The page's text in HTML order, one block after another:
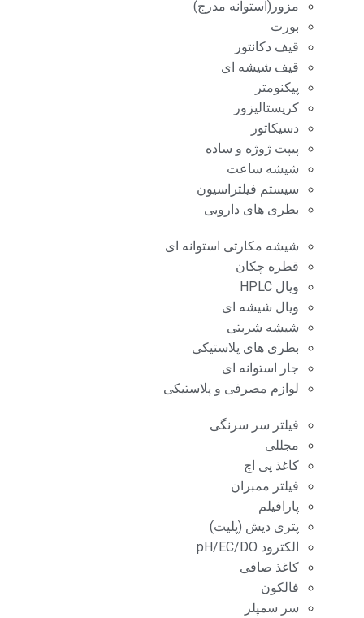
مزور(استوانه مدرج)
بورت
قیف دکانتور
قیف شیشه ای
پیکنومتر
کریستالیزور
دسیکاتور
پیپت ژوژه و ساده
شیشه ساعت
سیستم فیلتراسیون
بطری های دارویی
شیشه مکارتی استوانه ای
قطره چکان
ویال HPLC
ویال شیشه ای
شیشه شربتی
بطری های پلاستیکی
جار استوانه ای
لوازم مصرفی و پلاستیکی
فیلتر سر سرنگی
مجللی
کاغذ پی اچ
فیلتر ممبران
پارافیلم
پتری دیش (پلیت)
الکترود pH/EC/DO
کاغذ صافی
فالکون
سر سمپلر